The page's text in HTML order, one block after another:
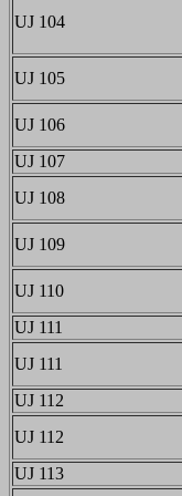
UJ 104
UJ 105
UJ 106
UJ 107
UJ 108
UJ 109
UJ 110
UJ 111
UJ 111
UJ 112
UJ 112
UJ 113